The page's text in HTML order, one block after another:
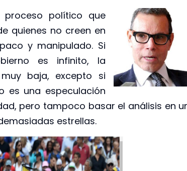
político que
quienes no creen en
y manipulado. Si
es infinito, la
baja, excepto si
es una especulación
pero tampoco basar el análisis en
estrellas.